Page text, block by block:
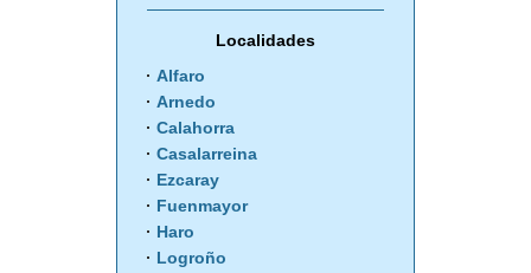
Localidades
Alfaro
Arnedo
Calahorra
Casalarreina
Ezcaray
Fuenmayor
Haro
Logroño